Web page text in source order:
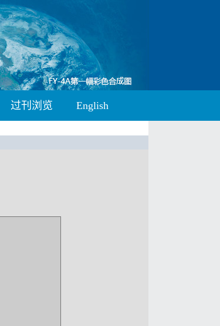
过刊浏览 English